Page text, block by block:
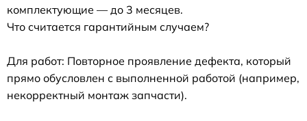
комплектующие — до 3 месяцев.
Что считается гарантийным случаем?
Для работ: Повторное проявление дефекта, который
прямо обусловлен с выполненной работой (например,
некорректный монтаж запчасти).